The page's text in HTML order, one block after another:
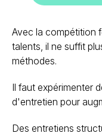
Avec la compétition
talents, il ne suffit
méthodes.
Il faut expérimenter
d'entretien pour
Des entretiens